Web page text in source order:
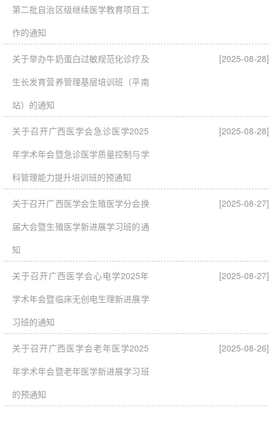
第二批自治区级继续医学教育项目工
作的通知
关于举办牛奶蛋白过敏规范化诊疗及
生长发育营养管理基层培训班（平南
站）的通知
[2025-08-28]
关于召开广西医学会急诊医学2025
年学术年会暨急诊医学质量控制与学
科管理能力提升培训班的预通知
[2025-08-28]
关于召开广西医学会生殖医学分会换
届大会暨生殖医学新进展学习班的通
知
[2025-08-27]
关于召开广西医学会心电学2025年
学术年会暨临床无创电生理新进展学
习班的通知
[2025-08-27]
关于召开广西医学会老年医学2025
年学术年会暨老年医学新进展学习班
的预通知
[2025-08-26]